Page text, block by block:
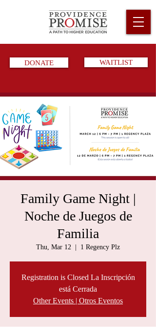
DONATE WAITLIST
Family Game Night |
Noche de Juegos de
Familia
Thu, Mar 12 1 Regency Plz
Registration is Closed La Inscripción
está Cerrada
Other Events | Otros Eventos